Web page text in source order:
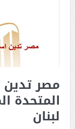
مصر
المتحدة
لبنان